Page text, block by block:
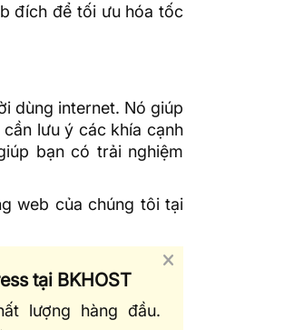
đích để tối ưu hóa tốc
dùng internet. Nó giúp
lưu ý các khía cạnh
bạn có trải nghiệm
web của chúng tôi tại
tại BKHOST
lượng hàng đầu.